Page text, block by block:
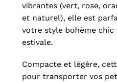
vibrantes (vert, rose,
et naturel), elle est
votre style bohème chic
estivale.
Compacte et légère,
pour transporter vos